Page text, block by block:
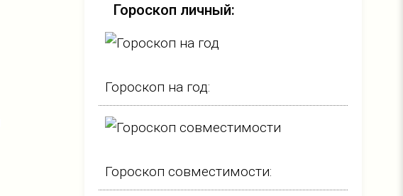
Гороскоп личный:
Гороскоп на год:
Гороскоп совместимости: